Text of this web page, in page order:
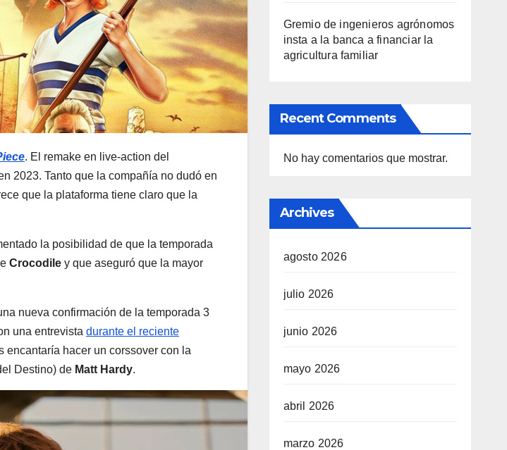
. El remake en live-action del
2023. Tanto que la compañía no dudó en
que la plataforma tiene claro que la
la posibilidad de que la temporada
Crocodile y que aseguró que la mayor
nueva confirmación de la temporada 3
una entrevista durante el reciente
encantaría hacer un corssover con la
Destino) de Matt Hardy.
Gremio de ingenieros agrónomos
insta a la banca a financiar la
agricultura familiar
Recent Comments
No hay comentarios que mostrar.
Archives
agosto 2026
julio 2026
junio 2026
mayo 2026
abril 2026
marzo 2026